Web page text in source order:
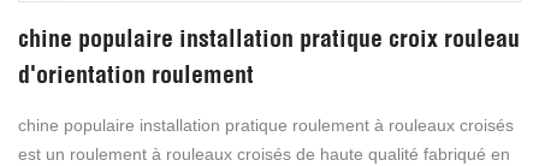
chine populaire installation pratique croix rouleau
d'orientation roulement
chine populaire installation pratique roulement à rouleaux croisés
est un roulement à rouleaux croisés de haute qualité fabriqué en